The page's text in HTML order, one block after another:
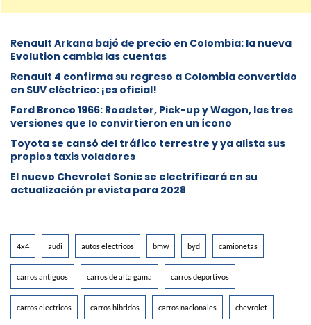
Renault Arkana bajó de precio en Colombia: la nueva
Evolution cambia las cuentas
Renault 4 confirma su regreso a Colombia convertido
en SUV eléctrico: ¡es oficial!
Ford Bronco 1966: Roadster, Pick-up y Wagon, las tres
versiones que lo convirtieron en un ícono
Toyota se cansó del tráfico terrestre y ya alista sus
propios taxis voladores
El nuevo Chevrolet Sonic se electrificará en su
actualización prevista para 2028
4x4 audi autos electricos bmw byd camionetas
carros antiguos carros de alta gama carros deportivos
carros electricos carros hibridos carros nacionales chevrolet